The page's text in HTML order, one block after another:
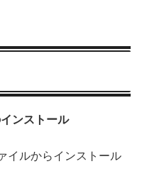
ンストール
イルからインストール